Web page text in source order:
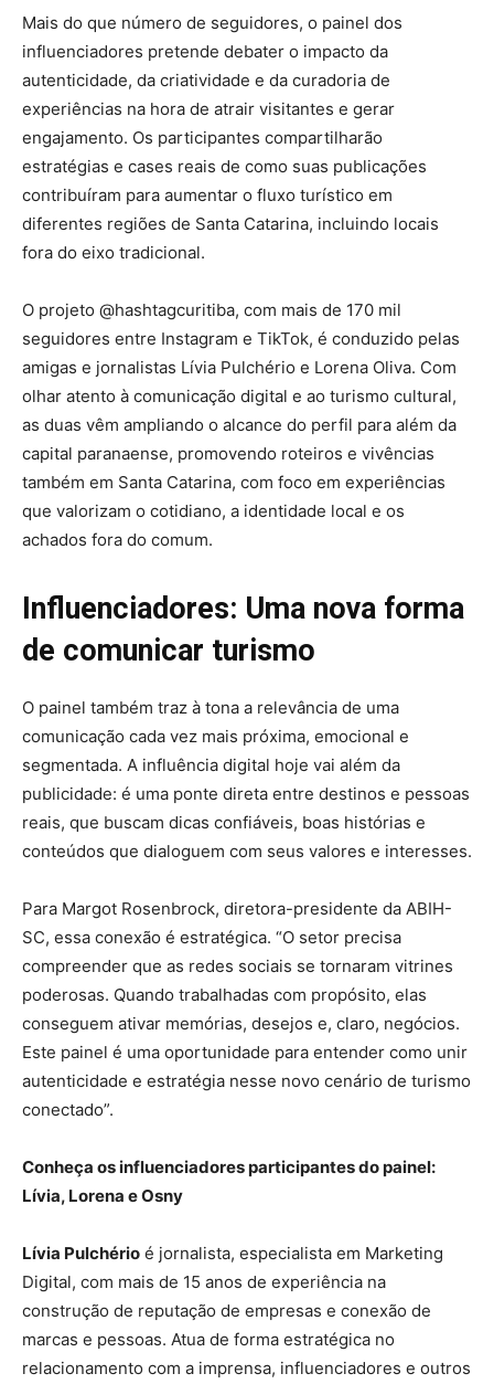
Mais do que número de seguidores, o painel dos
influenciadores pretende debater o impacto da
autenticidade, da criatividade e da curadoria de
experiências na hora de atrair visitantes e gerar
engajamento. Os participantes compartilharão
estratégias e cases reais de como suas publicações
contribuíram para aumentar o fluxo turístico em
diferentes regiões de Santa Catarina, incluindo locais
fora do eixo tradicional.
O projeto @hashtagcuritiba, com mais de 170 mil
seguidores entre Instagram e TikTok, é conduzido pelas
amigas e jornalistas Lívia Pulchério e Lorena Oliva. Com
olhar atento à comunicação digital e ao turismo cultural,
as duas vêm ampliando o alcance do perfil para além da
capital paranaense, promovendo roteiros e vivências
também em Santa Catarina, com foco em experiências
que valorizam o cotidiano, a identidade local e os
achados fora do comum.
Influenciadores: Uma nova forma
de comunicar turismo
O painel também traz à tona a relevância de uma
comunicação cada vez mais próxima, emocional e
segmentada. A influência digital hoje vai além da
publicidade: é uma ponte direta entre destinos e pessoas
reais, que buscam dicas confiáveis, boas histórias e
conteúdos que dialoguem com seus valores e interesses.
Para Margot Rosenbrock, diretora-presidente da ABIH-
SC, essa conexão é estratégica. “O setor precisa
compreender que as redes sociais se tornaram vitrines
poderosas. Quando trabalhadas com propósito, elas
conseguem ativar memórias, desejos e, claro, negócios.
Este painel é uma oportunidade para entender como unir
autenticidade e estratégia nesse novo cenário de turismo
conectado”.
Conheça os influenciadores participantes do painel:
Lívia, Lorena e Osny
Lívia Pulchério é jornalista, especialista em Marketing
Digital, com mais de 15 anos de experiência na
construção de reputação de empresas e conexão de
marcas e pessoas. Atua de forma estratégica no
relacionamento com a imprensa, influenciadores e outros